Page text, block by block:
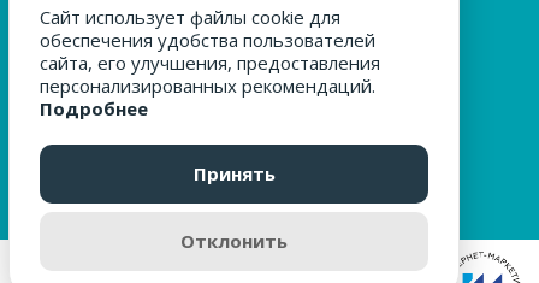
МЫ ЗА БЕЗОПАСНОСТЬ
ОБРАЩЕНИЯ ГРАЖДАН
Сайт использует файлы cookie для
обеспечения удобства пользователей
сайта, его улучшения, предоставления
персонализированных рекомендаций.
Подробнее
Принять
Отклонить